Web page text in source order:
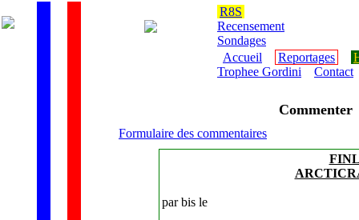
R8S
Recensement
Sondages
Accueil
Reportages
Trophee Gordini
Contact
Commenter
Formulaire des commentaires
par bis le